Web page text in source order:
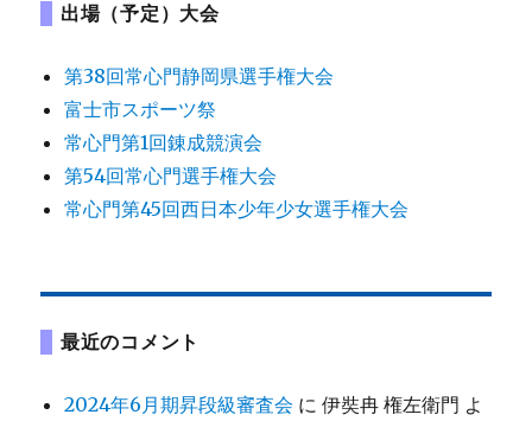
出場（予定）大会
第38回常心門静岡県選手権大会
富士市スポーツ祭
常心門第1回錬成競演会
第54回常心門選手権大会
常心門第45回西日本少年少女選手権大会
最近のコメント
2024年6月期昇段級審査会 に伊奘冉 権左衛門 よ